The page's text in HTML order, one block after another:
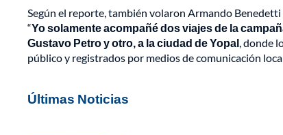
Según el reporte, también volaron Armando
“Yo solamente acompañé dos viajes de la
Gustavo Petro y otro, a la ciudad de Yopal, donde
público y registrados por medios de comunicación
Últimas Noticias